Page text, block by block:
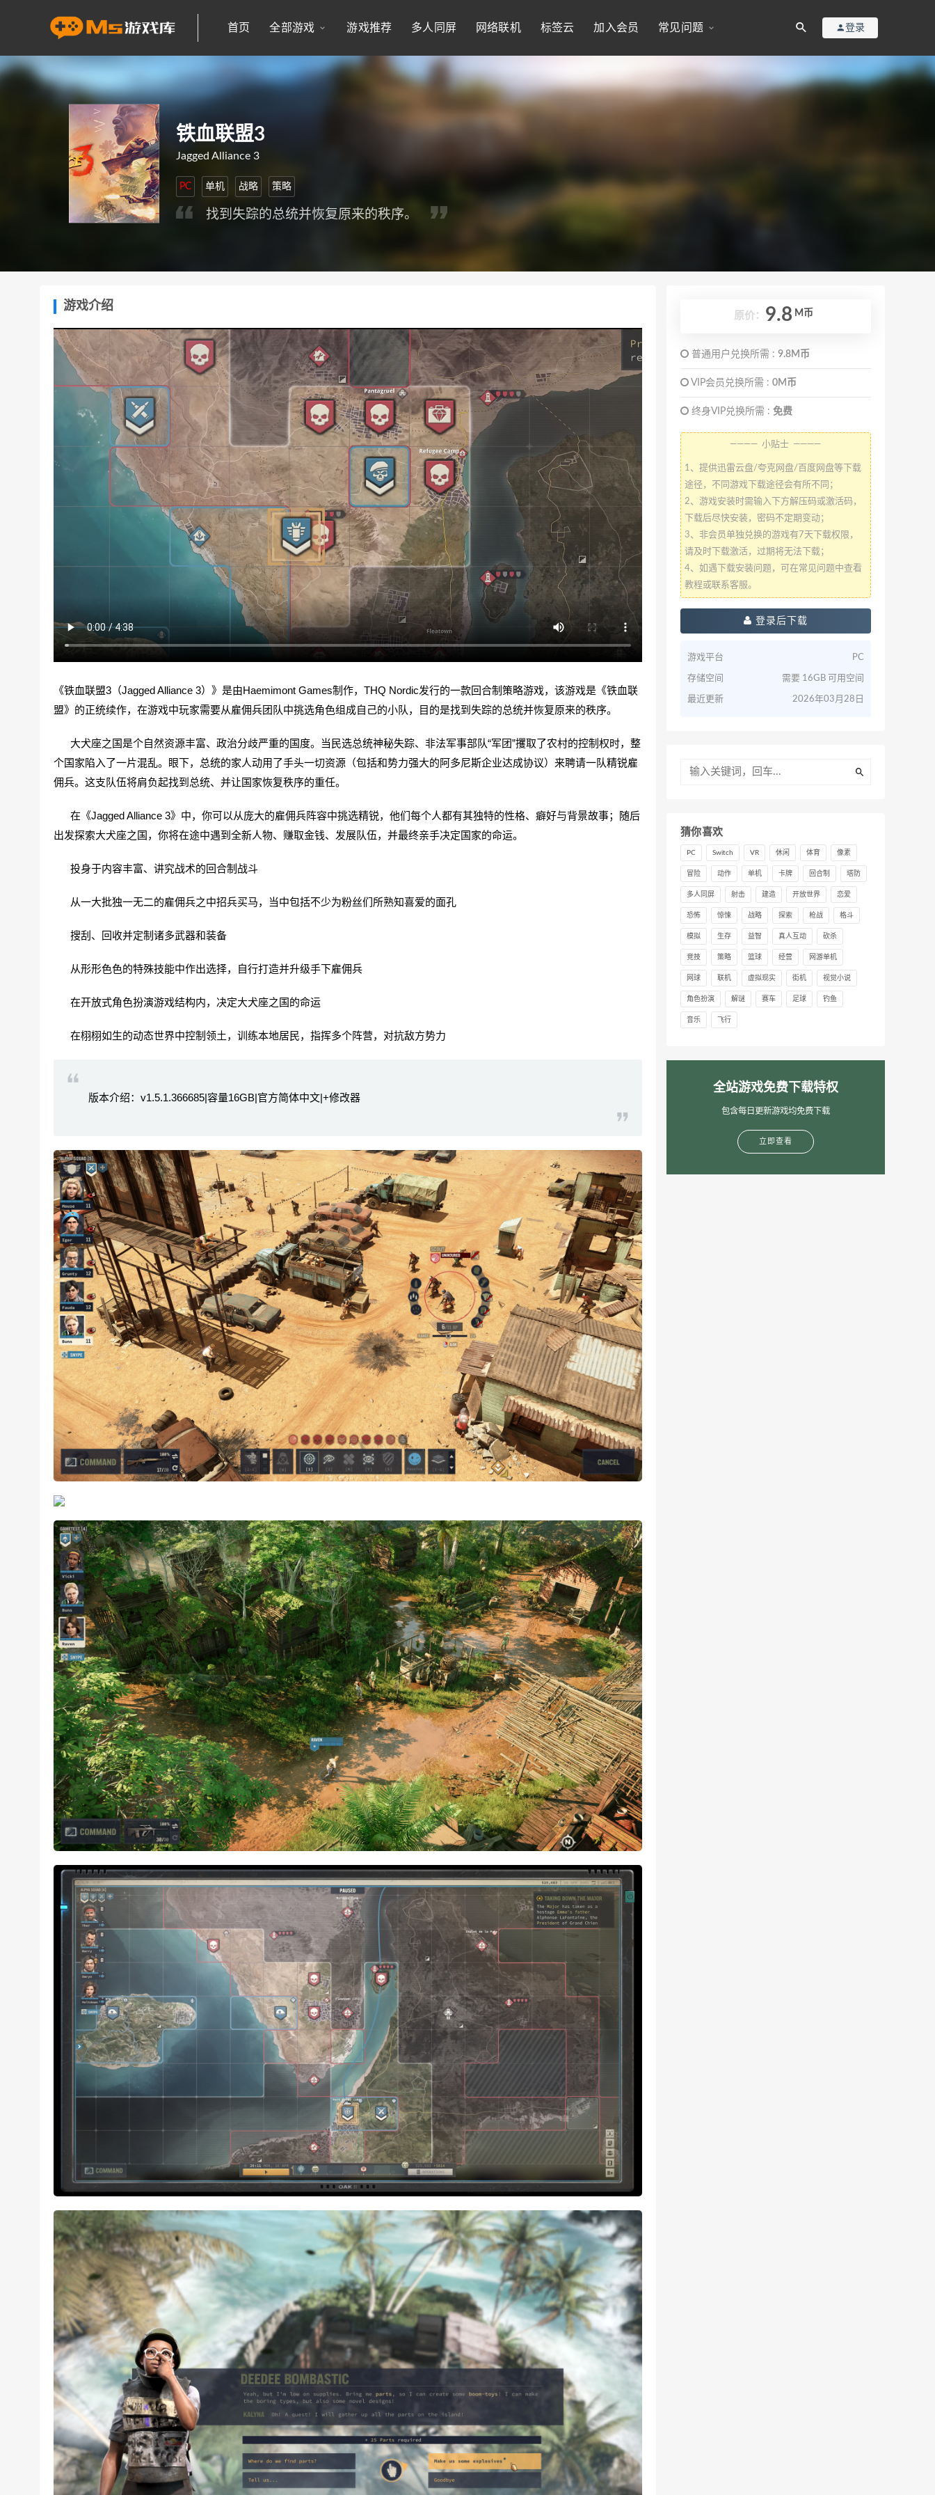
首页 全部游戏 游戏推荐 多人同屏 网络联机 标签云 加入会员 常见问题 登录
铁血联盟3
Jagged Alliance 3
PC 单机 战略 策略
找到失踪的总统并恢复原来的秩序。
游戏介绍
《铁血联盟3（Jagged Alliance 3）》是由Haemimont Games制作，THQ Nordic发行的一款回合制策略游戏，该游戏是《铁血联
盟》的正统续作，在游戏中玩家需要从雇佣兵团队中挑选角色组成自己的小队，目的是找到失踪的总统并恢复原来的秩序。
大犬座之国是个自然资源丰富、政治分歧严重的国度。当民选总统神秘失踪、非法军事部队“军团”攫取了农村的控制权时，整
个国家陷入了一片混乱。眼下，总统的家人动用了手头一切资源（包括和势力强大的阿多尼斯企业达成协议）来聘请一队精锐雇
佣兵。这支队伍将肩负起找到总统、并让国家恢复秩序的重任。
在《Jagged Alliance 3》中，你可以从庞大的雇佣兵阵容中挑选精锐，他们每个人都有其独特的性格、癖好与背景故事；随后
出发探索大犬座之国，你将在途中遇到全新人物、赚取金钱、发展队伍，并最终亲手决定国家的命运。
投身于内容丰富、讲究战术的回合制战斗
从一大批独一无二的雇佣兵之中招兵买马，当中包括不少为粉丝们所熟知喜爱的面孔
搜刮、回收并定制诸多武器和装备
从形形色色的特殊技能中作出选择，自行打造并升级手下雇佣兵
在开放式角色扮演游戏结构内，决定大犬座之国的命运
在栩栩如生的动态世界中控制领土，训练本地居民，指挥多个阵营，对抗敌方势力
版本介绍：v1.5.1.366685|容量16GB|官方简体中文|+修改器
原价： 9.8 M币
普通用户兑换所需 : 9.8M币
VIP会员兑换所需 : 0M币
终身VIP兑换所需 : 免费
———— 小贴士 ————
1、提供迅雷云盘/夸克网盘/百度网盘等下载
途径，不同游戏下载途径会有所不同；
2、游戏安装时需输入下方解压码或激活码，
下载后尽快安装，密码不定期变动；
3、非会员单独兑换的游戏有7天下载权限，
请及时下载激活，过期将无法下载；
4、如遇下载安装问题，可在常见问题中查看
教程或联系客服。
登录后下载
游戏平台 PC
存储空间 需要 16GB 可用空间
最近更新 2026年03月28日
猜你喜欢
PC Switch VR 休闲 体育 像素
冒险 动作 单机 卡牌 回合制 塔防
多人同屏 射击 建造 开放世界 恋爱
恐怖 惊悚 战略 探索 枪战 格斗
模拟 生存 益智 真人互动 砍杀
竞技 策略 篮球 经营 网游单机
网球 联机 虚拟现实 街机 视觉小说
角色扮演 解谜 赛车 足球 钓鱼
音乐 飞行
全站游戏免费下载特权
包含每日更新游戏均免费下载
立即查看